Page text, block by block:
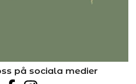
på sociala medier